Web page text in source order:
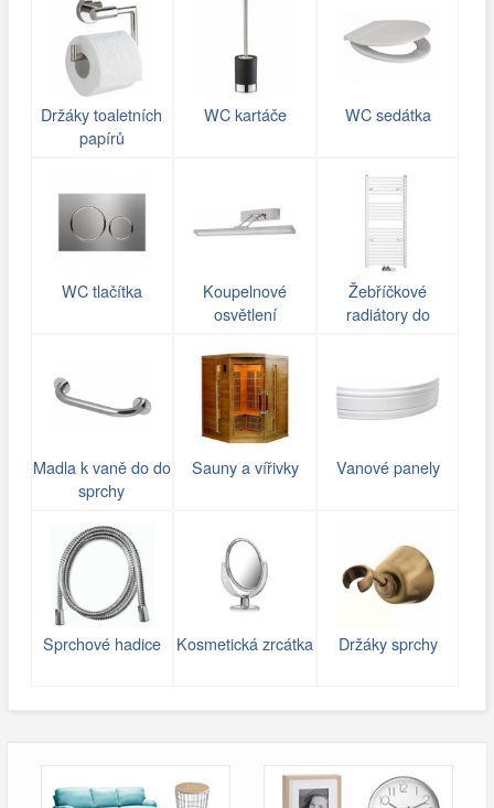
Držáky toaletních
papírů
WC kartáče WC sedátka
WC tlačítka
Koupelnové
osvětlení
Žebříčkové
radiátory do
Madla k vaně do do
sprchy
Sauny a vířivky Vanové panely
Sprchové hadice Kosmetická zrcátka Držáky sprchy